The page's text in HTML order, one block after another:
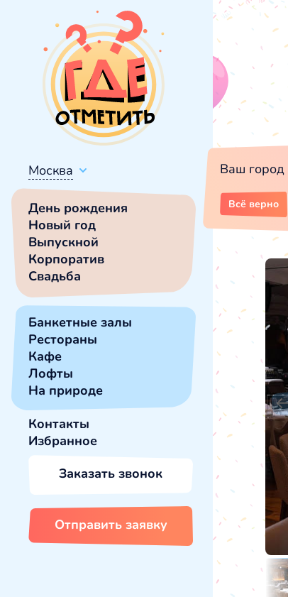
Москва
День рождения
Новый год
Выпускной
Корпоратив
Свадьба
Банкетные залы
Рестораны
Кафе
Лофты
На природе
Контакты
Избранное
Заказать звонок
Отправить заявку
Ваш город
Всё верно